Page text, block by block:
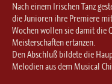
Nach einem Irischen Tanz
die Junioren ihre Premiere
Wochen wollen sie damit die
Meisterschaften ertanzen.
Den Abschluß bildete die
Melodien aus dem Musical